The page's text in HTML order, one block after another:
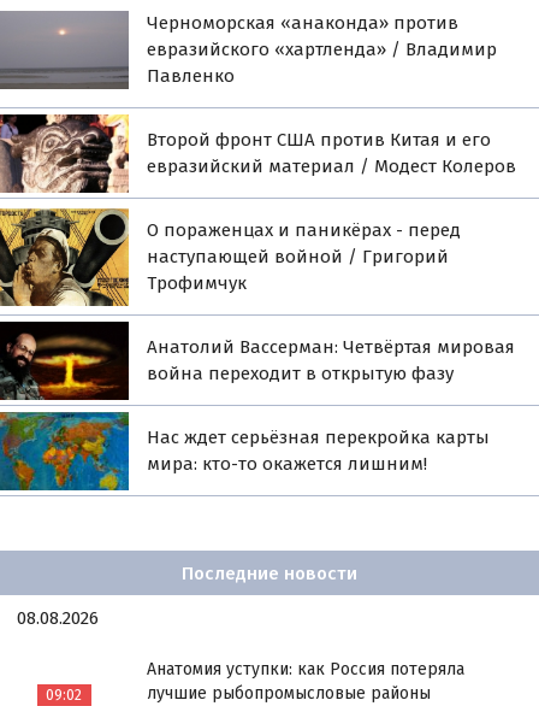
Черноморская «анаконда» против
евразийского «хартленда» / Владимир
Павленко
Второй фронт США против Китая и его
евразийский материал / Модест Колеров
О пораженцах и паникёрах - перед
наступающей войной / Григорий
Трофимчук
Анатолий Вассерман: Четвёртая мировая
война переходит в открытую фазу
Нас ждет серьёзная перекройка карты
мира: кто-то окажется лишним!
Последние новости
08.08.2026
09:02
Анатомия уступки: как Россия потеряла
лучшие рыбопромысловые районы